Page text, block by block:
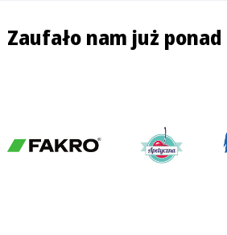
Zaufało nam już ponad